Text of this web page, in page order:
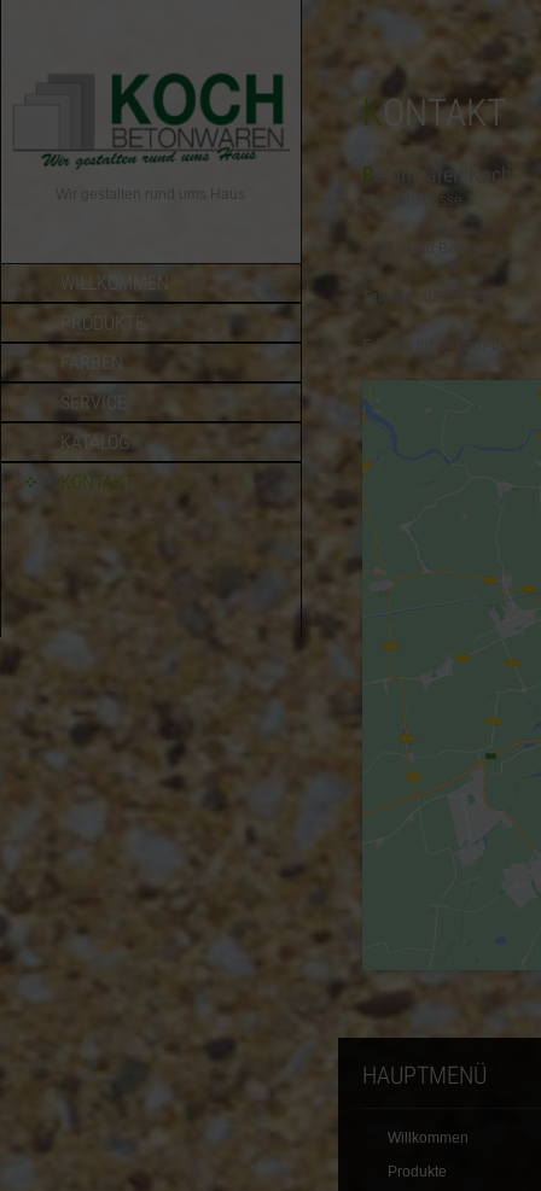
WILLKOMMEN
PRODUKTE
FARBEN
SERVICE
KATALOG
KONTAKT
KONTAKT
Betonwaren Koch
Eisbachstrasse 1
Telefon :
E-Mail :
HAUPTMENÜ
Willkommen
Produkte